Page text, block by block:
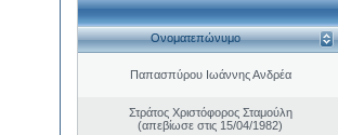
Ονοματεπώνυμο
Παπασπύρου Ιωάννης Ανδρέα
Στράτος Χριστόφορος Σταμούλη
(απεβίωσε στις 15/04/1982)